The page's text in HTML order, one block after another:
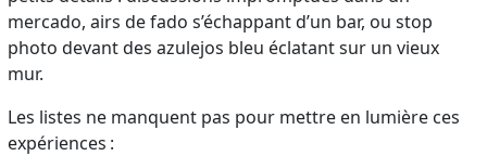
mercado, airs de fado s’échappant d’un bar, ou stop
photo devant des azulejos bleu éclatant sur un vieux
mur.
Les listes ne manquent pas pour mettre en lumière ces
expériences :